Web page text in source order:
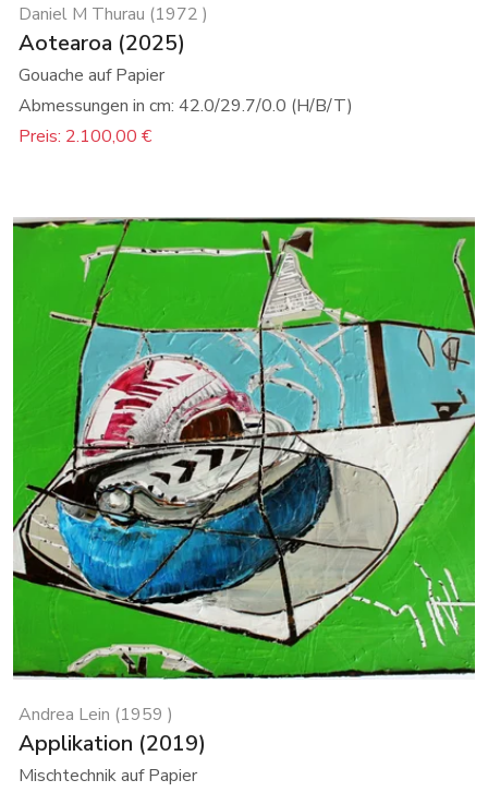
Daniel M Thurau (1972 )
Aotearoa (2025)
Gouache auf Papier
Abmessungen in cm: 42.0/29.7/0.0 (H/B/T)
Preis: 2.100,00 €
Andrea Lein (1959 )
Applikation (2019)
Mischtechnik auf Papier